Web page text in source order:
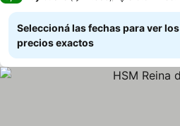
Seleccioná las fechas para ver los
precios exactos